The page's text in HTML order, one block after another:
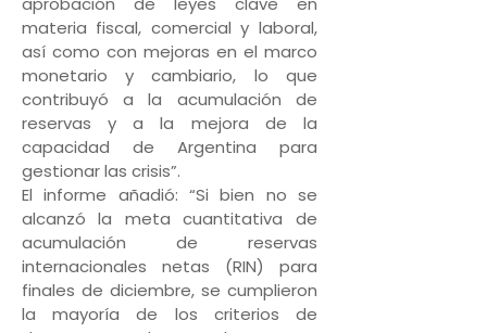
materia fiscal, comercial y laboral,
así como con mejoras en el marco
monetario y cambiario, lo que
contribuyó a la acumulación de
reservas y a la mejora de la
capacidad de Argentina para
gestionar las crisis”.
El informe añadió: “Si bien no se
alcanzó la meta cuantitativa de
acumulación de reservas
internacionales netas (RIN) para
finales de diciembre, se cumplieron
la mayoría de los criterios de